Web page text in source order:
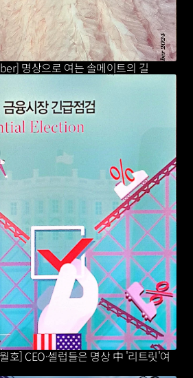
명상으로 여는 솔메이트의 길
호] CEO·셀럽들은 명상 中 '리트릿'여